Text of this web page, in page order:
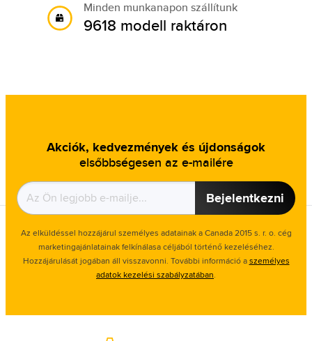
Minden munkanapon szállítunk
9618 modell raktáron
Akciók, kedvezmények és újdonságok
elsőbbségesen az e-mailére
Bejelentkezni
Az elküldéssel hozzájárul személyes adatainak a Canada 2015 s. r. o. cég
marketingajánlatainak felkínálasa céljából történő kezeléséhez.
Hozzájárulását jogában áll visszavonni. További információ aszemélyes
adatok kezelési szabályzatában.